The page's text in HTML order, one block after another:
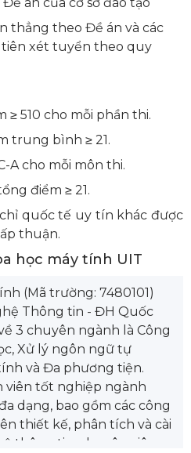
thẳng theo Đề án và các
xét tuyển theo quy
≥ 510 cho mỗi phần thi.
trung bình ≥ 21.
A cho mỗi môn thi.
điểm ≥ 21.
quốc tế uy tín khác được
thuận.
học máy tính UIT
(Mã trường: 7480101)
Thông tin - ĐH Quốc
3 chuyên ngành là Công
Xử lý ngôn ngữ tự
và Đa phương tiện.
viên tốt nghiệp ngành
dạng, bao gồm các công
thiết kế, phân tích và cài
thông tin, chuyên viên